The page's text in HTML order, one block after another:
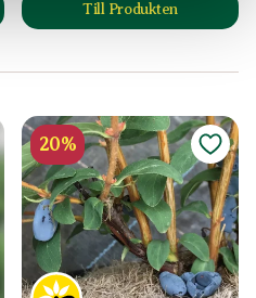
Crown' produktsida
Till Produkten
till Blåbärstry
20%